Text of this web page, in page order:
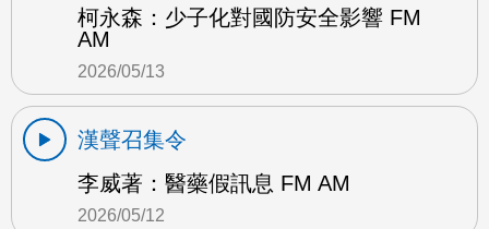
柯永森：少子化對國防安全影響 FM
AM
2026/05/13
漢聲召集令
李威著：醫藥假訊息 FM AM
2026/05/12